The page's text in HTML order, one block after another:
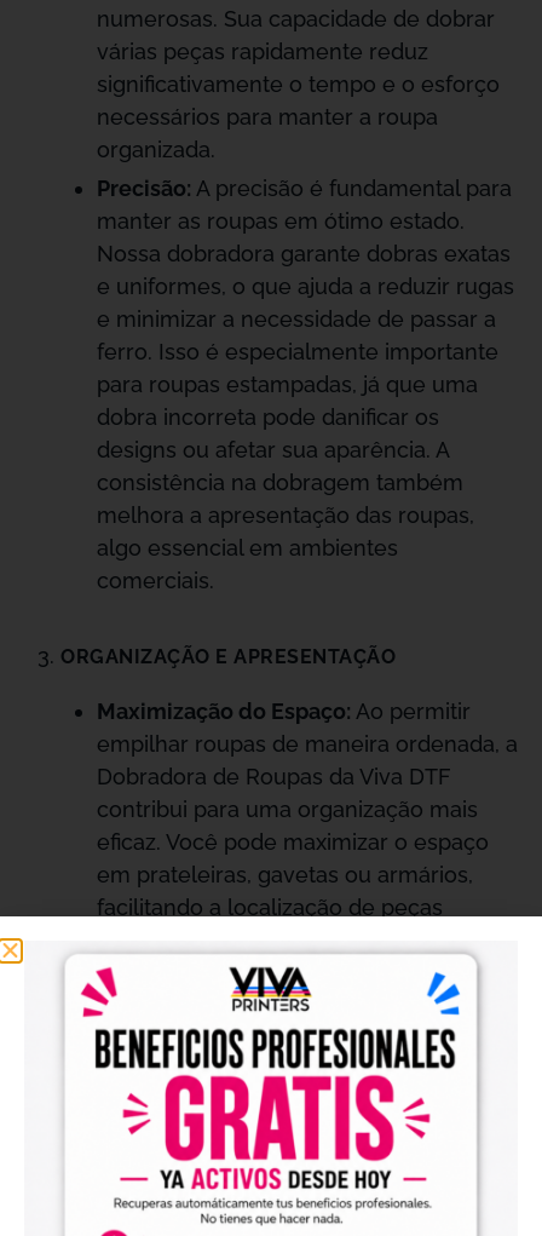
numerosas. Sua capacidade de dobrar
várias peças rapidamente reduz
significativamente o tempo e o esforço
necessários para manter a roupa
organizada.
Precisão: A precisão é fundamental para
manter as roupas em ótimo estado.
Nossa dobradora garante dobras exatas
e uniformes, o que ajuda a reduzir rugas
e minimizar a necessidade de passar a
ferro. Isso é especialmente importante
para roupas estampadas, já que uma
dobra incorreta pode danificar os
designs ou afetar sua aparência. A
consistência na dobragem também
melhora a apresentação das roupas,
algo essencial em ambientes
comerciais.
ORGANIZAÇÃO E APRESENTAÇÃO
Maximização do Espaço: Ao permitir
empilhar roupas de maneira ordenada, a
Dobradora de Roupas da Viva DTF
contribui para uma organização mais
eficaz. Você pode maximizar o espaço
em prateleiras, gavetas ou armários,
facilitando a localização de peças
em lojas onde o espaço é limitado e é
crucial manter uma área de trabalho
organizada.
Apresentação Profissional:Roupas
dobradas uniformemente não apenas
facilitam o armazenamento, mas
também melhoram sua apresentação,
tornando-as mais atraentes para os